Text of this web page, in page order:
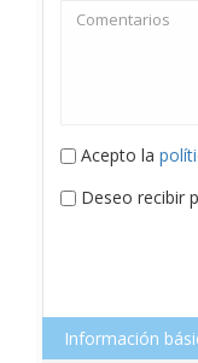
Acepto la
Deseo recibir
Información